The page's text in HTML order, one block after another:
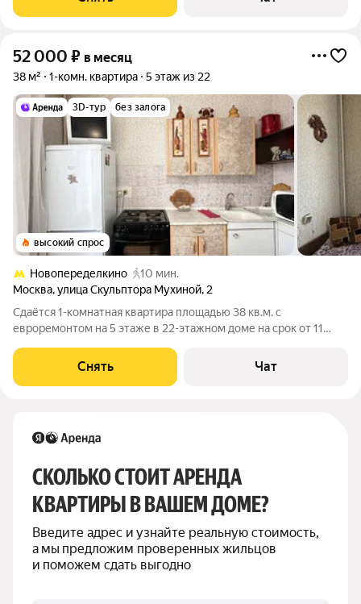
Микроволновка Пылесос Возможна дополнительная
52 000 ₽ в месяц
38 м² 1-комн. квартира 5 этаж из 22
3D-тур без залога
высокий спрос
Новопеределкино
10 мин.
Москва,улица Скульптора Мухиной, 2
Сдаётся 1-комнатная квартира площадью 38 кв.м. с
евроремонтом на 5 этаже в 22-этажном доме на срок от 11
Стиральная машина Холодильник Дом - панельный, окна
выходят во двор. Во дворе есть парковка
Снять Чат
СКОЛЬКО СТОИТ АРЕНДА
КВАРТИРЫ В ВАШЕМ ДОМЕ?
Введите адрес и узнайте реальную стоимость,
а мы предложим проверенных жильцов
и поможем сдать выгодно